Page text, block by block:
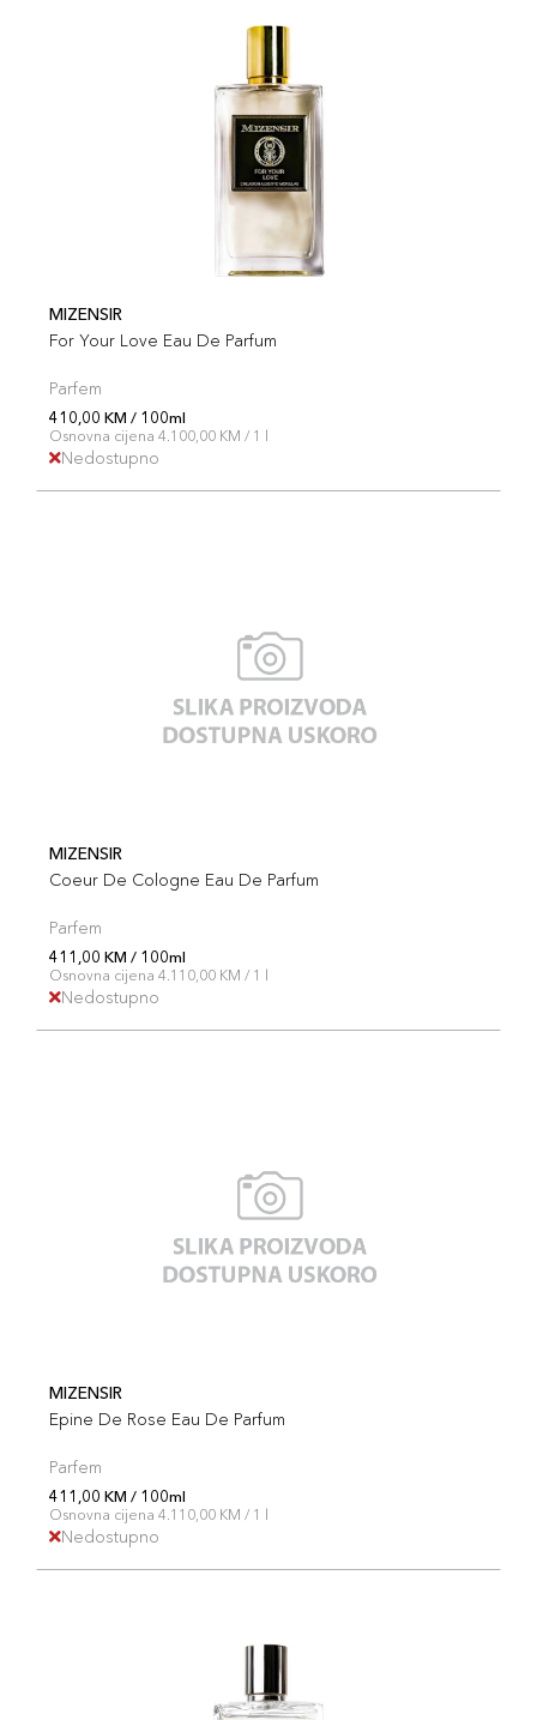
MIZENSIR
For Your Love Eau De Parfum
Parfem
410,00 KM / 100ml
Osnovna cijena 4.100,00 KM / 1 l
Nedostupno
MIZENSIR
Coeur De Cologne Eau De Parfum
Parfem
411,00 KM / 100ml
Osnovna cijena 4.110,00 KM / 1 l
Nedostupno
MIZENSIR
Epine De Rose Eau De Parfum
Parfem
411,00 KM / 100ml
Osnovna cijena 4.110,00 KM / 1 l
Nedostupno